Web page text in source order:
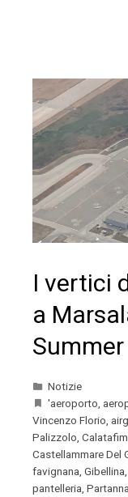
I vertici
a
Notizie
'aeroporto
Vincenzo Florio
Palizzolo
Castellammare Del
favignana Gibellina
pantelleria Partanna